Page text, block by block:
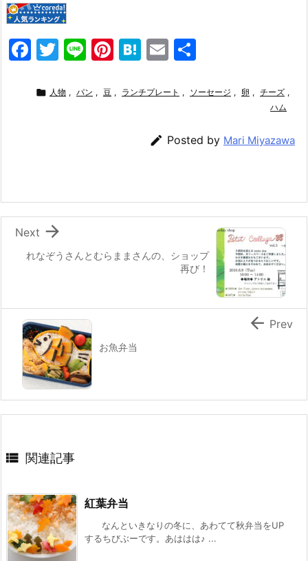
F
c
k
T
itt
Li
e
Pi
er
H
e
a
E
ai
 人物 , パン , 豆 , ランチプレート , ソーセージ , 卵 , チーズ ,
ハム
 Posted by Mari Miyazawa
れなぞうさんとむらままさんの、ショップ
再び！

Next
お魚弁当
 Prev
 関連記事
紅葉弁当
なんといきなりの冬に、あわてて秋弁当をUP
するちびぶーです。あははは♪ ...